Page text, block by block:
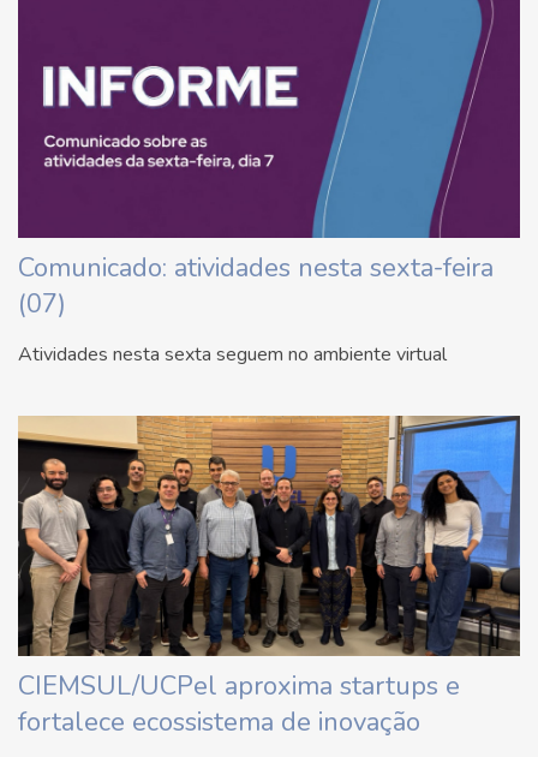
Comunicado: atividades nesta sexta-feira
(07)
Atividades nesta sexta seguem no ambiente virtual
CIEMSUL/UCPel aproxima startups e
fortalece ecossistema de inovação